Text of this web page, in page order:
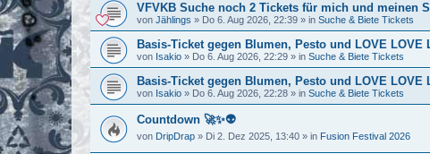
VFVKB Suche noch 2 Tickets für mich und meinen
von Jählings » Do 6. Aug 2026, 22:39 » in Suche & Biete Tickets
Basis-Ticket gegen Blumen, Pesto und LOVE LOVE
von Isakio » Do 6. Aug 2026, 22:29 » in Suche & Biete Tickets
Basis-Ticket gegen Blumen, Pesto und LOVE LOVE
von Isakio » Do 6. Aug 2026, 22:28 » in Suche & Biete Tickets
Countdown 🚀✨👽
von DripDrap » Di 2. Dez 2025, 13:40 » in Fusion Festival 2026